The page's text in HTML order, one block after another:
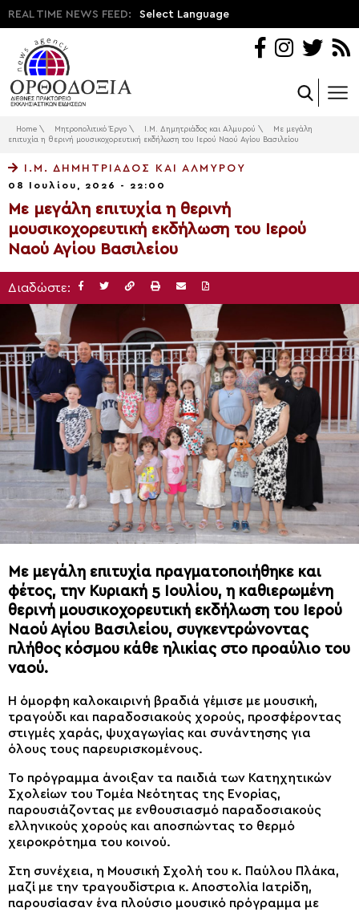
REAL TIME NEWS FEED: Select Language
Home \ Μητροπολιτικό Έργο \ Ι.Μ. Δημητριάδος και Αλμυρού \
Με μεγάλη
επιτυχία η θερινή μουσικοχορευτική εκδήλωση του Ιερού Ναού Αγίου Βασιλείου
Ι.Μ. ΔΗΜΗΤΡΙΆΔΟΣ ΚΑΙ ΑΛΜΥΡΟΎ
08 Ιουλίου, 2026 - 22:00
Με μεγάλη επιτυχία η θερινή
μουσικοχορευτική εκδήλωση του Ιερού
Ναού Αγίου Βασιλείου
Διαδώστε:
Με μεγάλη επιτυχία πραγματοποιήθηκε και
φέτος, την Κυριακή 5 Ιουλίου, η καθιερωμένη
θερινή μουσικοχορευτική εκδήλωση του Ιερού
Ναού Αγίου Βασιλείου, συγκεντρώνοντας
πλήθος κόσμου κάθε ηλικίας στο προαύλιο του
ναού.
Η όμορφη καλοκαιρινή βραδιά γέμισε με μουσική,
τραγούδι και παραδοσιακούς χορούς, προσφέροντας
στιγμές χαράς, ψυχαγωγίας και συνάντησης για
όλους τους παρευρισκομένους.
Το πρόγραμμα άνοιξαν τα παιδιά των Κατηχητικών
Σχολείων του Τομέα Νεότητας της Ενορίας,
παρουσιάζοντας με ενθουσιασμό παραδοσιακούς
ελληνικούς χορούς και αποσπώντας το θερμό
χειροκρότημα του κοινού.
Στη συνέχεια, η Μουσική Σχολή του κ. Παύλου Πλάκα,
μαζί με την τραγουδίστρια κ. Αποστολία Ιατρίδη,
παρουσίασαν ένα πλούσιο μουσικό πρόγραμμα με